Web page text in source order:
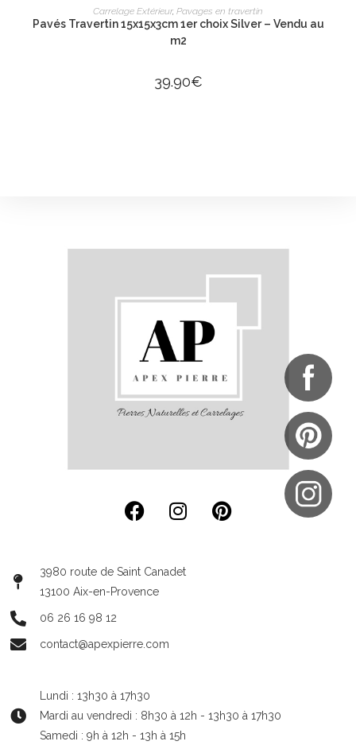
AJOUTER AU PANIER
Carrelage Extérieur, Pavages en travertin
Pavés Travertin 15x15x3cm 1er choix Silver – Vendu au
m2
39.90€
3980 route de Saint Canadet
13100 Aix-en-Provence
06 26 16 98 12
contact@apexpierre.com
Lundi : 13h30 à 17h30
Mardi au vendredi : 8h30 à 12h - 13h30 à 17h30
Samedi : 9h à 12h - 13h à 15h